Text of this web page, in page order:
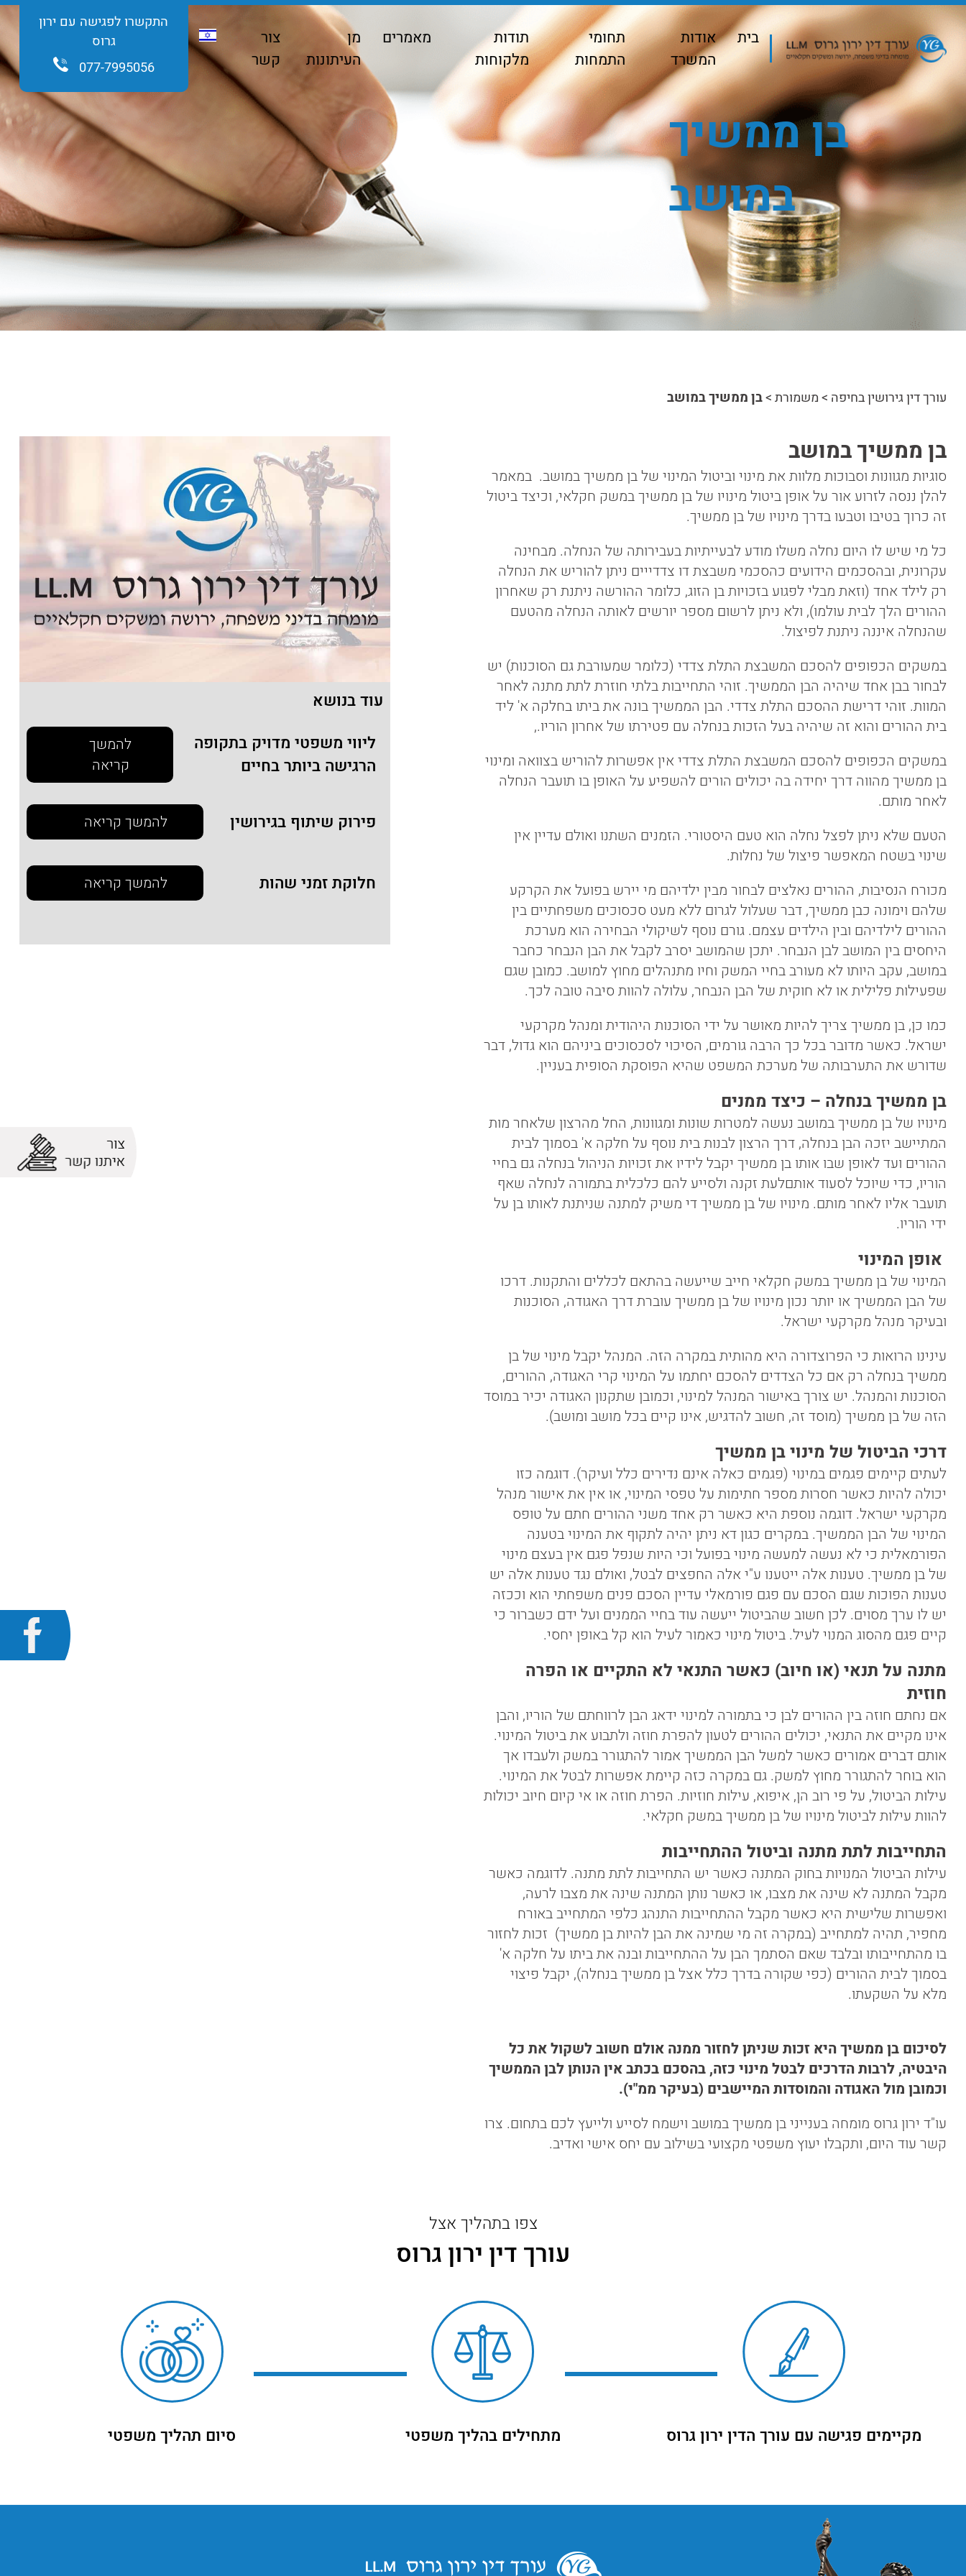
בית
אודות
המשרד
תחומי
התמחות
תודות
מלקוחות
מאמרים
מן
העיתונות
צור
קשר
התקשרו לפגישה עם ירון
גרוס
077-7995056
בן ממשיך
במושב
עורך דין גירושין בחיפה >משמורת>בן ממשיך במושב
בן ממשיך במושב
סוגיות מגוונות וסבוכות מלוות את מינוי וביטול המינוי של בן ממשיך במושב. במאמר
להלן ננסה לזרוע אור על אופן ביטול מינויו של בן ממשיך במשק חקלאי, וכיצד ביטול
זה כרוך בטיבו וטבעו בדרך מינויו של בן ממשיך.
כל מי שיש לו היום נחלה משלו מודע לבעייתיות בעבירותה של הנחלה. מבחינה
עקרונית, ובהסכמים הידועים כהסכמי משבצת דו צדדייים ניתן להוריש את הנחלה
רק לילד אחד (וזאת מבלי לפגוע בזכויות בן הזוג, כלומר ההורשה ניתנת רק שאחרון
ההורים הלך לבית עולמו), ולא ניתן לרשום מספר יורשים לאותה הנחלה מהטעם
שהנחלה איננה ניתנת לפיצול.
במשקים הכפופים להסכם המשבצת התלת צדדי (כלומר שמעורבת גם הסוכנות) יש
לבחור בבן אחד שיהיה הבן הממשיך. זוהי התחייבות בלתי חוזרת לתת מתנה לאחר
המוות. זוהי דרישת ההסכם התלת צדדי. הבן הממשיך בונה את ביתו בחלקה א' ליד
בית ההורים והוא זה שיהיה בעל הזכות בנחלה עם פטירתו של אחרון הוריו.,
במשקים הכפופים להסכם המשבצת התלת צדדי אין אפשרות להוריש בצוואה ומינוי
בן ממשיך מהווה דרך יחידה בה יכולים הורים להשפיע על האופן בו תועבר הנחלה
לאחר מותם.
הטעם שלא ניתן לפצל נחלה הוא טעם היסטורי. הזמנים השתנו ואולם עדיין אין
שינוי בשטח המאפשר פיצול של נחלות.
מכורח הנסיבות, ההורים נאלצים לבחור מבין ילדיהם מי יירש בפועל את הקרקע
שלהם וימונה כבן ממשיך, דבר שעלול לגרום ללא מעט סכסוכים משפחתיים בין
ההורים לילדיהם ובין הילדים עצמם. גורם נוסף לשיקולי הבחירה הוא מערכת
היחסים בין המושב לבן הנבחר. יתכן שהמושב יסרב לקבל את הבן הנבחר כחבר
במושב, עקב היותו לא מעורב בחיי המשק וחיו מתנהלים מחוץ למושב. כמובן שגם
שפעילות פלילית או לא חוקית של הבן הנבחר, עלולה להוות סיבה טובה לכך.
כמו כן, בן ממשיך צריך להיות מאושר על ידי הסוכנות היהודית ומנהל מקרקעי
ישראל. כאשר מדובר בכל כך הרבה גורמים, הסיכוי לסכסוכים ביניהם הוא גדול, דבר
שדורש את התערבותה של מערכת המשפט שהיא הפוסקת הסופית בעניין.
בן ממשיך בנחלה – כיצד ממנים
מינויו של בן ממשיך במושב נעשה למטרות שונות ומגוונות, החל מהרצון שלאחר מות
המתיישב יזכה הבן בנחלה, דרך הרצון לבנות בית נוסף על חלקה א' בסמוך לבית
ההורים ועד לאופן שבו אותו בן ממשיך יקבל לידיו את זכויות הניהול בנחלה גם בחיי
הוריו, כדי שיוכל לסעוד אותםלעת זקנה ולסייע להם כלכלית בתמורה לנחלה שאף
תועבר אליו לאחר מותם. מינויו של בן ממשיך די משיק למתנה שניתנת לאותו בן על
ידי הוריו.
אופן המינוי
המינוי של בן ממשיך במשק חקלאי חייב שייעשה בהתאם לכללים והתקנות. דרכו
של הבן הממשיך או יותר נכון מינויו של בן ממשיך עוברת דרך האגודה, הסוכנות
ובעיקר מנהל מקרקעי ישראל.
עינינו הרואות כי הפרוצדורה היא מהותית במקרה הזה. המנהל יקבל מינוי של בן
ממשיך בנחלה רק אם כל הצדדים להסכם יחתמו על המינוי קרי האגודה, ההורים,
הסוכנות והמנהל. יש צורך באישור המנהל למינוי, וכמובן שתקנון האגודה יכיר במוסד
הזה של בן ממשיך (מוסד זה, חשוב להדגיש, אינו קיים בכל מושב ומושב).
דרכי הביטול של מינוי בן ממשיך
לעתים קיימים פגמים במינוי (פגמים כאלה אינם נדירים כלל ועיקר). דוגמה כזו
יכולה להיות כאשר חסרות מספר חתימות על טפסי המינוי, או אין את אישור מנהל
מקרקעי ישראל. דוגמה נוספת היא כאשר רק אחד משני ההורים חתם על טופס
המינוי של הבן הממשיך. במקרים כגון דא ניתן יהיה לתקוף את המינוי בטענה
הפורמאלית כי לא נעשה למעשה מינוי בפועל וכי היות שנפל פגם אין בעצם מינוי
של בן ממשיך. טענות אלה ייטענו ע"י אלה החפצים לבטל, ואולם נגד טענות אלה יש
טענות הפוכות שגם הסכם עם פגם פורמאלי עדיין הסכם פנים משפחתי הוא וככזה
יש לו ערך מסוים. לכן חשוב שהביטול ייעשה עוד בחיי הממנים ועל ידם כשברור כי
קיים פגם מהסוג המנוי לעיל. ביטול מינוי כאמור לעיל הוא קל באופן יחסי.
מתנה על תנאי (או חיוב) כאשר התנאי לא התקיים או הפרה
חוזית
אם נחתם חוזה בין ההורים לבן כי בתמורה למינוי ידאג הבן לרווחתם של הוריו, והבן
אינו מקיים את התנאי, יכולים ההורים לטעון להפרת חוזה ולתבוע את ביטול המינוי.
אותם דברים אמורים כאשר למשל הבן הממשיך אמור להתגורר במשק ולעבדו אך
הוא בוחר להתגורר מחוץ למשק. גם במקרה כזה קיימת אפשרות לבטל את המינוי.
עילות הביטול, על פי רוב הן, איפוא, עילות חוזיות. הפרת חוזה או אי קיום חיוב יכולות
להוות עילות לביטול מינויו של בן ממשיך במשק חקלאי.
התחייבות לתת מתנה וביטול ההתחייבות
עילות הביטול המנויות בחוק המתנה כאשר יש התחייבות לתת מתנה. לדוגמה כאשר
מקבל המתנה לא שינה את מצבו, או כאשר נותן המתנה שינה את מצבו לרעה,
ואפשרות שלישית היא כאשר מקבל ההתחייבות התנהג כלפי המתחייב באורח
מחפיר, תהיה למתחייב (במקרה זה מי שמינה את הבן להיות בן ממשיך) זכות לחזור
בו מהתחייבותו ובלבד שאם הסתמך הבן על ההתחייבות ובנה את ביתו על חלקה א'
בסמוך לבית ההורים (כפי שקורה בדרך כלל אצל בן ממשיך בנחלה), יקבל פיצוי
מלא על השקעתו.
לסיכום בן ממשיך היא זכות שניתן לחזור ממנה אולם חשוב לשקול את כל
היבטיה, לרבות הדרכים לבטל מינוי כזה, בהסכם בכתב אין הנותן לבן הממשיך
וכמובן מול האגודה והמוסדות המיישבים (בעיקר ממ"י).
עו"ד ירון גרוס מומחה בענייני בן ממשיך במושב וישמח לסייע ולייעץ לכם בתחום. צרו
קשר עוד היום, ותקבלו יעוץ משפטי מקצועי בשילוב עם יחס אישי ואדיב.
עוד בנושא
ליווי משפטי מדויק בתקופה
הרגישה ביותר בחיים
להמשך
קריאה
פירוק שיתוף בגירושין להמשך קריאה
חלוקת זמני שהות להמשך קריאה
צפו בתהליך אצל
עורך דין ירון גרוס
מקיימים פגישה עם עורך הדין ירון גרוס מתחילים בהליך משפטי סיום תהליך משפטי